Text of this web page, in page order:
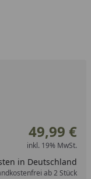
eins erhöhen
49,99 €
inkl. 19% MwSt.
in Deutschland
ab 2 Stück